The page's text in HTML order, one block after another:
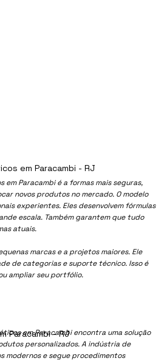
Paracambi é a formas mais seguras,
novos produtos no mercado. O modelo
experientes. Eles desenvolvem fórmulas
escala. Também garantem que tudo
atuais.
marcas e a projetos maiores. Ele
de categorias e suporte técnico. Isso é
ampliar seu portfólio.
em Paracambi encontra uma solução
personalizados. A indústria de
modernos e segue procedimentos
Paracambi - RJ
em Paracambi - RJ